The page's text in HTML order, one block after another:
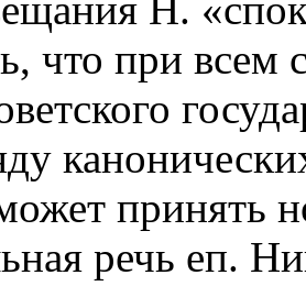
что при всем
принять
речь еп.